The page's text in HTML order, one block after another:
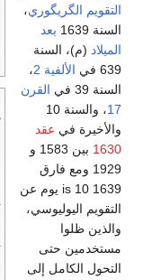
التقويم الگريگوري،
السنة 1639
بعد
الميلاد (م)، السنة
639 في
الألفية 2
،
السنة 39 في
القرن
17
، والسنة 10
والأخيرة في عقد
1630
بين 1583 و
1929 ومع فارق
1639 is 10 يوم عن
التقويم اليوليوسي،
والذين ظلوا
مستخدمين حتى
التحول الكامل إلى